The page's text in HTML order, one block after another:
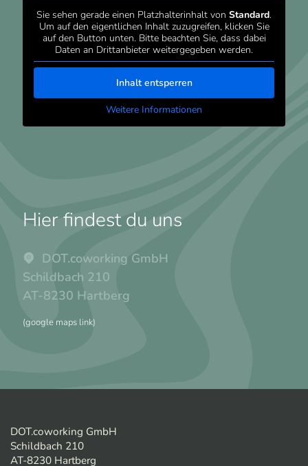
Sie sehen gerade einen Platzhalterinhalt von Standard.
Um auf den eigentlichen Inhalt zuzugreifen, klicken Sie
auf den Button unten. Bitte beachten Sie, dass dabei
Daten an Drittanbieter weitergegeben werden.
Inhalt entsperren
Weitere Informationen
Hier findest du uns
DOT.coworking GmbH
Schildbach 210
AT-8230 Hartberg
(google maps link)
DOT.coworking GmbH
Schildbach 210
AT-8230 Hartberg